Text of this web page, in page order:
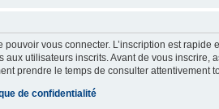
pouvoir vous connecter. L’inscription est
utilisateurs inscrits. Avant de vous inscrire,
prendre le temps de consulter attentivement
de confidentialité